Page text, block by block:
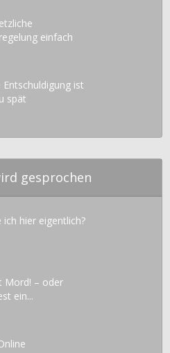
einfach
Entschuldigung ist
spät
gesprochen
ich hier eigentlich?
Mord! – oder
ein...